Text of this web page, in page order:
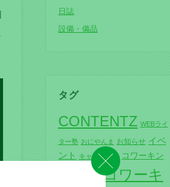
日誌
設備・備品
タグ
CONTENTZ WEBライ
ター塾 おにやんま お知らせ イベ
ント
キャンペーン コワーキン
グスタジオ コワーキ